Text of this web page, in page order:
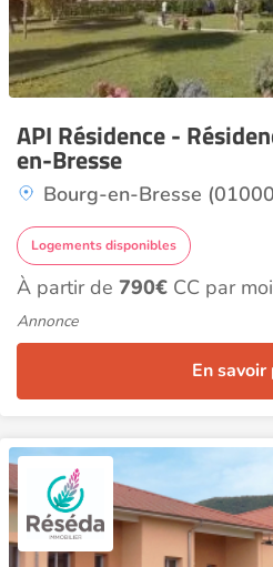
API Résidence -
en-Bresse
Bourg-en-Bresse
Logements disponibles
À partir de 790€ CC par
Annonce
En savoir